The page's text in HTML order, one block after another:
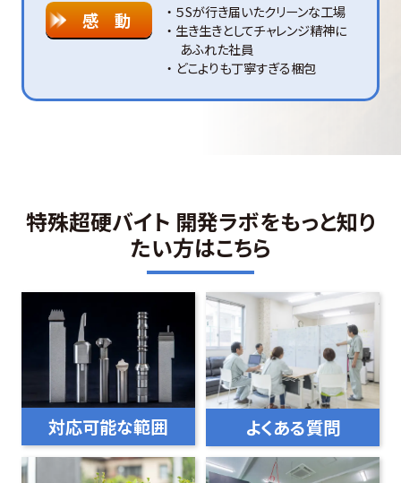
感 動
５Sが行き届いたクリーンな工場
生き生きとしてチャレンジ精神に
あふれた社員
どこよりも丁寧すぎる梱包
特殊超硬バイト 開発ラボをもっと知り
たい方はこちら
対応可能な範囲 よくある質問